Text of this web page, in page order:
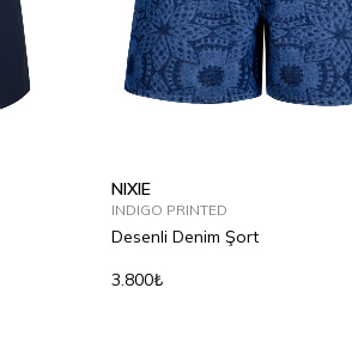
NIXIE
INDIGO PRINTED
Desenli Denim Şort
3.800₺